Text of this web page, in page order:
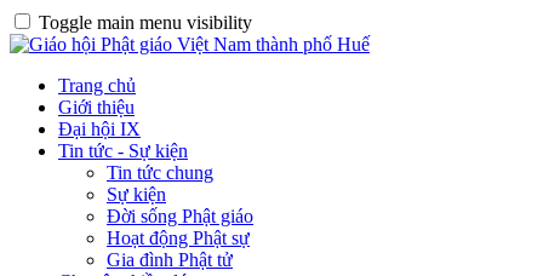
Toggle main menu visibility
Trang chủ
Giới thiệu
Đại hội IX
Tin tức - Sự kiện
Tin tức chung
Sự kiện
Đời sống Phật giáo
Hoạt động Phật sự
Gia đình Phật tử